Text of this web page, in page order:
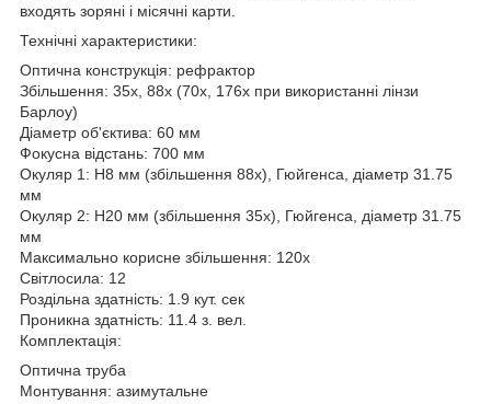
входять зоряні і місячні карти.
Технічні характеристики:
Оптична конструкція: рефрактор
Збільшення: 35x, 88x (70x, 176x при використанні лінзи
Барлоу)
Діаметр об'єктива: 60 мм
Фокусна відстань: 700 мм
Окуляр 1: H8 мм (збільшення 88x), Гюйгенса, діаметр 31.75
мм
Окуляр 2: H20 мм (збільшення 35x), Гюйгенса, діаметр 31.75
мм
Максимально корисне збільшення: 120x
Світлосила: 12
Роздільна здатність: 1.9 кут. сек
Проникна здатність: 11.4 з. вел.
Комплектація:
Оптична труба
Монтування: азимутальне